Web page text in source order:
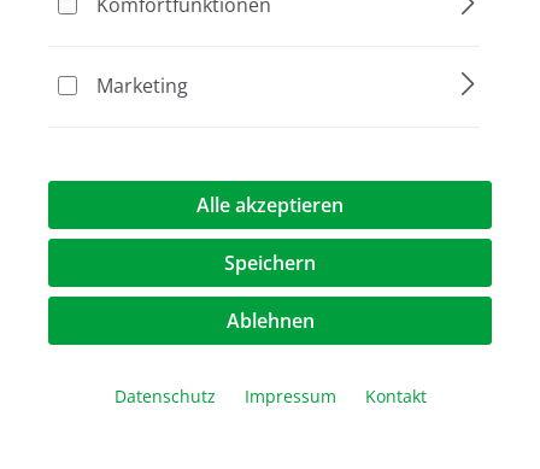
8er Streifen Mikrotiter-Gefäße 1.2 ml
Verschluss siehe Art.-Nr. 710861
Marketing
Alle akzeptieren
Speichern
Ablehnen
Datenschutz Impressum Kontakt